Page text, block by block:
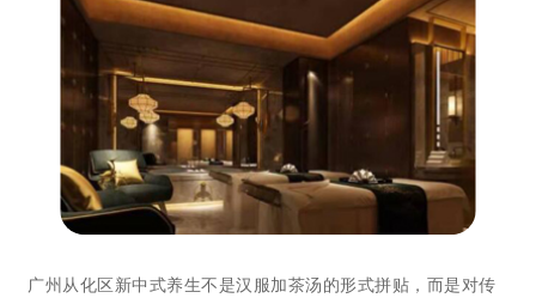
广州从化区新中式养生不是汉服加茶汤的形式拼贴，而是对传